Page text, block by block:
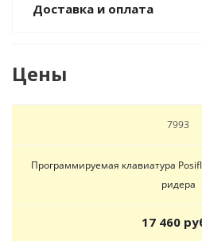
Доставка и оплата
Цены
7993
Программируемая клавиатура
ридера
17 460